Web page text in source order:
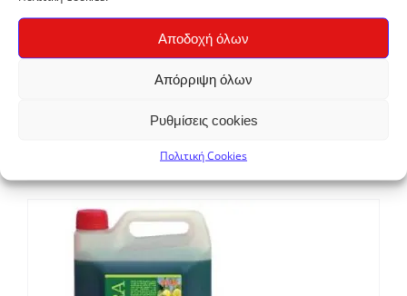
Αποδοχή όλων
Απόρριψη όλων
Ρυθμίσεις cookies
Πολιτική Cookies
Υγρό Πιάτων BIONATURA Πορτοκαλολέμονο 4lt
€6,30